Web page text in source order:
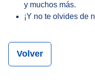
y muchos más.
¡Y no te olvides de
Volver